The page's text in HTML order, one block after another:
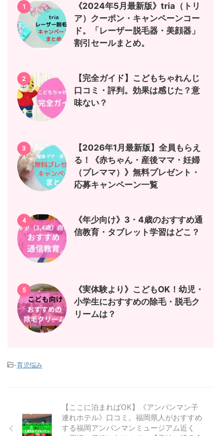
1
《2024年5月最新版》tria（トリ
ア）クーポン・キャンペーンコー
ド。「レーザー脱毛器・美顔器」
割引セールまとめ。
2
【完全ガイド】こどもちゃれんじ
口コミ・評判。効果は感じた？意
味ない？
3
【2026年1月最新版】全員もらえ
る！《赤ちゃん・産後ママ・妊婦
（プレママ）》無料プレゼント・
応募キャンペーン一覧
4
《年少向け》3・4歳のおすすめ通
信教育・タブレット学習はどこ？
5
《実体験より》こどもOK！幼児・
小学生におすすめの除毛・脱毛ク
リームは？
-育児悩み
【ここに泊まればOK】《アンパンマン子
連れホテル》口コミ。福岡県人がおすすめ
する福岡アンパンマンミュージアム近く